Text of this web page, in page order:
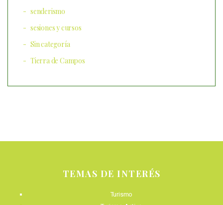
senderismo
sesiones y cursos
Sin categoría
Tierra de Campos
TEMAS DE INTERÉS
Turismo